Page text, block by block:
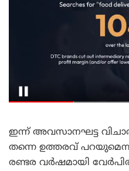
ഇന്ന് അവസാനഘട്ട
തന്നെ ഉത്തരവ്
രണ്ടര വർഷമായി